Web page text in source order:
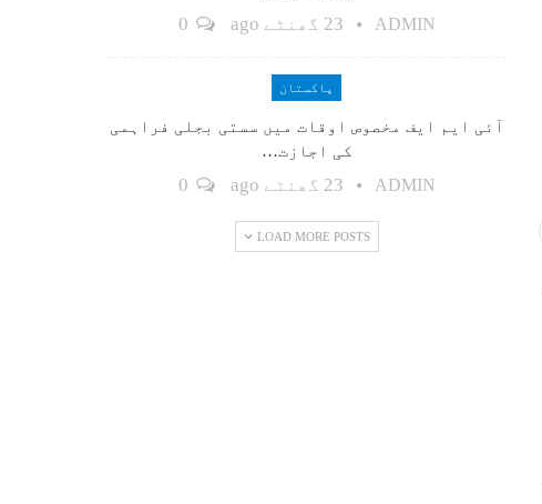
ADMIN 23 گھنٹے ago
پاکستان
آئی ایم ایف مخصوص اوقات میں سستی بجلی فراہمی
کی اجازت…
ADMIN 23 گھنٹے ago
LOAD MORE POSTS